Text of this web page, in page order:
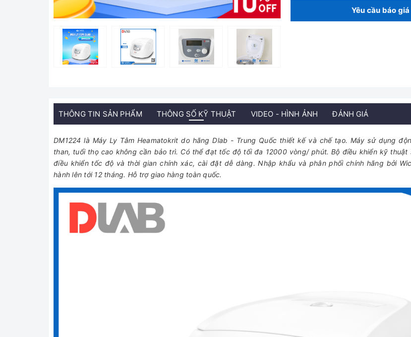
Yêu cầu báo giá
THÔNG TIN SẢN PHẨM THÔNG SỐ KỸ THUẬT VIDEO - HÌNH ẢNH ĐÁNH GIÁ
DM1224 là Máy Ly Tâm Heamatokrit do hãng Dlab - Trung Quốc thiết kế và chế tạo. Máy sử dụng
than, tuổi thọ cao không cần bảo trì. Có thể đạt tốc độ tối đa 12000 vòng/ phút. Bộ điều khiển kỹ thuật
điều khiển tốc độ và thời gian chính xác, cài đặt dễ dàng. Nhập khẩu và phân phối chính hãng bởi
hành lên tới 12 tháng. Hỗ trợ giao hàng toàn quốc.